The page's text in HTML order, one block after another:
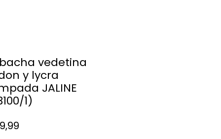
vedetina
y lycra
JALINE
1)